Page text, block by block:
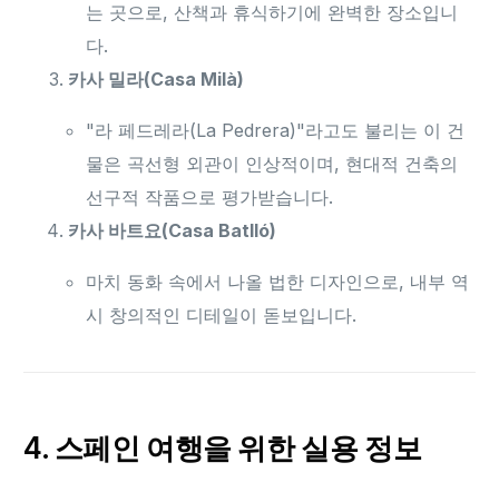
는 곳으로, 산책과 휴식하기에 완벽한 장소입니
다.
카사 밀라(Casa Milà)
"라 페드레라(La Pedrera)"라고도 불리는 이 건
물은 곡선형 외관이 인상적이며, 현대적 건축의
선구적 작품으로 평가받습니다.
카사 바트요(Casa Batlló)
마치 동화 속에서 나올 법한 디자인으로, 내부 역
시 창의적인 디테일이 돋보입니다.
4. 스페인 여행을 위한 실용 정보